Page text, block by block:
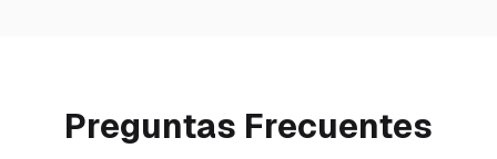
Preguntas Frecuentes